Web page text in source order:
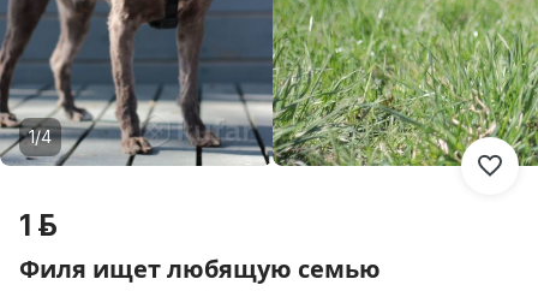
1/4
1 р.
Филя ищет любящую семью